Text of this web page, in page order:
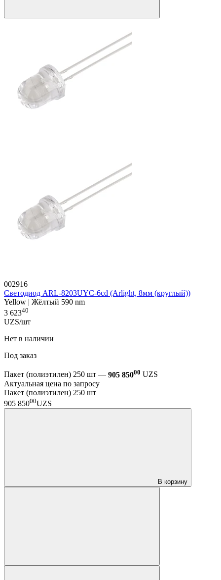
002916
Светодиод ARL-8203UYC-6cd (Arlight, 8мм (круглый))
Yellow | Жёлтый 590 nm
3 62340
UZS/шт
Нет в наличии
Под заказ
Пакет (полиэтилен) 250 шт — 905 85000 UZS
Актуальная цена по запросу
Пакет (полиэтилен) 250 шт
905 85000UZS
В корзину